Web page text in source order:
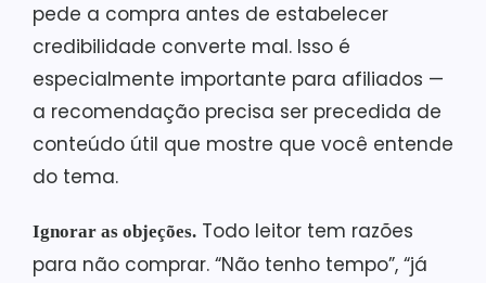
pede a compra antes de estabelecer
credibilidade converte mal. Isso é
especialmente importante para afiliados —
a recomendação precisa ser precedida de
conteúdo útil que mostre que você entende
do tema.
Ignorar as objeções. Todo leitor tem razões
para não comprar. “Não tenho tempo”, “já